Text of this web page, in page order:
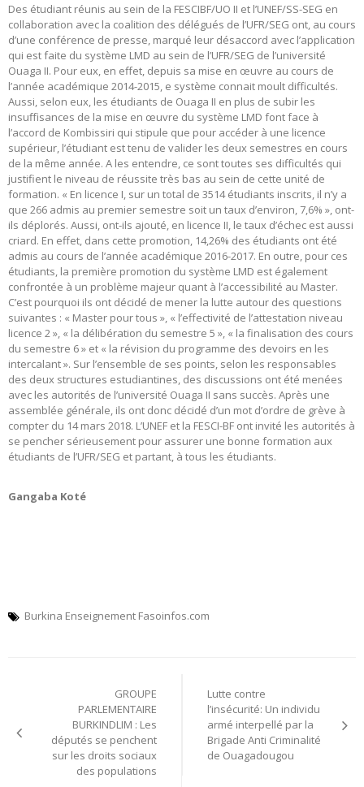
Des étudiant réunis au sein de la FESCIBF/UO II et l’UNEF/SS-SEG en
collaboration avec la coalition des délégués de l’UFR/SEG ont, au cours
d’une conférence de presse, marqué leur désaccord avec l’application
qui est faite du système LMD au sein de l’UFR/SEG de l’université
Ouaga II. Pour eux, en effet, depuis sa mise en œuvre au cours de
l’année académique 2014-2015, e système connait moult difficultés.
Aussi, selon eux, les étudiants de Ouaga II en plus de subir les
insuffisances de la mise en œuvre du système LMD font face à
l’accord de Kombissiri qui stipule que pour accéder à une licence
supérieur, l’étudiant est tenu de valider les deux semestres en cours
de la même année. A les entendre, ce sont toutes ses difficultés qui
justifient le niveau de réussite très bas au sein de cette unité de
formation. « En licence I, sur un total de 3514 étudiants inscrits, il n’y a
que 266 admis au premier semestre soit un taux d’environ, 7,6% », ont-
ils déplorés. Aussi, ont-ils ajouté, en licence II, le taux d’échec est aussi
criard. En effet, dans cette promotion, 14,26% des étudiants ont été
admis au cours de l’année académique 2016-2017. En outre, pour ces
étudiants, la première promotion du système LMD est également
confrontée à un problème majeur quant à l’accessibilité au Master.
C’est pourquoi ils ont décidé de mener la lutte autour des questions
suivantes : « Master pour tous », « l’effectivité de l’attestation niveau
licence 2 », « la délibération du semestre 5 », « la finalisation des cours
du semestre 6 » et « la révision du programme des devoirs en les
intercalant ». Sur l’ensemble de ses points, selon les responsables
des deux structures estudiantines, des discussions ont été menées
avec les autorités de l’université Ouaga II sans succès. Après une
assemblée générale, ils ont donc décidé d’un mot d’ordre de grève à
compter du 14 mars 2018. L’UNEF et la FESCI-BF ont invité les autorités à
se pencher sérieusement pour assurer une bonne formation aux
étudiants de l’UFR/SEG et partant, à tous les étudiants.
Gangaba Koté
Burkina Enseignement Fasoinfos.com
l’article
GROUPE
PARLEMENTAIRE
BURKINDLIM : Les
députés se penchent
sur les droits sociaux
des populations
Lutte contre
l’insécurité: Un individu
armé interpellé par la
Brigade Anti Criminalité
de Ouagadougou